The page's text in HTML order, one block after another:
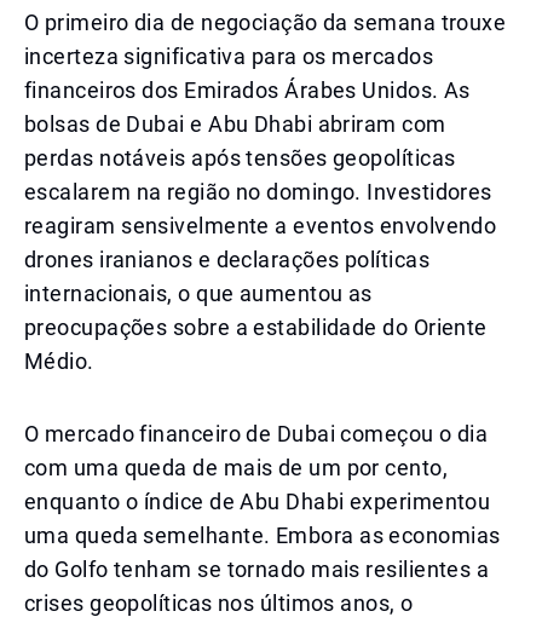
O primeiro dia de negociação da semana trouxe
incerteza significativa para os mercados
financeiros dos Emirados Árabes Unidos. As
bolsas de Dubai e Abu Dhabi abriram com
perdas notáveis após tensões geopolíticas
escalarem na região no domingo. Investidores
reagiram sensivelmente a eventos envolvendo
drones iranianos e declarações políticas
internacionais, o que aumentou as
preocupações sobre a estabilidade do Oriente
Médio.
O mercado financeiro de Dubai começou o dia
com uma queda de mais de um por cento,
enquanto o índice de Abu Dhabi experimentou
uma queda semelhante. Embora as economias
do Golfo tenham se tornado mais resilientes a
crises geopolíticas nos últimos anos, o